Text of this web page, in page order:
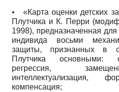
•
«Карта оценки детских
Плутчика и К. Перри
1998), предназначенная
индивида восьми
защиты, признанных в
Плутчика основными:
регрессия,
интеллектуализация,
компенсация;